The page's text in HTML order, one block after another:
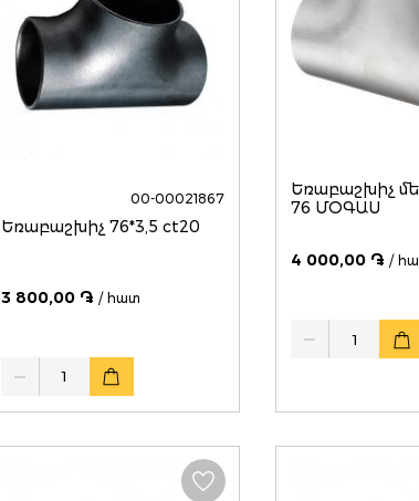
00-00021867
Եռաբաշխիչ 76*3,5 ct20
3 800,00 ֏ / հատ
Եռաբաշխիչ
76 ՄՕԳԱՍ
4 000,00 ֏ /